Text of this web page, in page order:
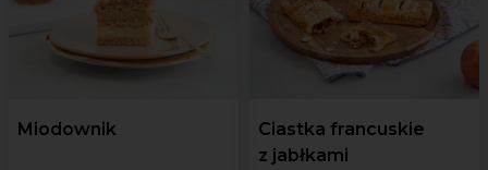
Miodownik
Ciastka francuskie
z jabłkami